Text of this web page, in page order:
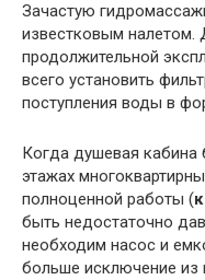
Зачастую
известковым налетом.
продолжительной
всего установить
поступления воды в
Когда душевая кабина
этажах
полноценной работы (
быть недостаточно
необходим насос и
больше исключение